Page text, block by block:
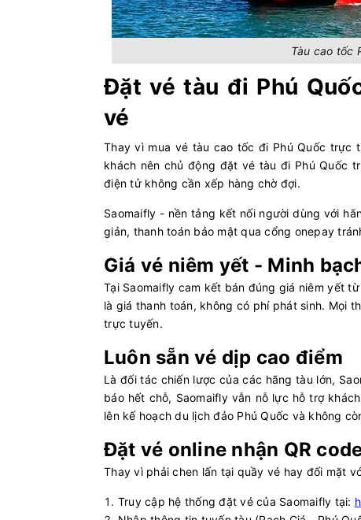
Tàu cao tốc
Đặt vé tàu đi Phú
vé
Thay vì mua vé tàu cao tốc đi Phú Quốc trực
khách nên chủ động đặt vé tàu đi Phú Quốc
điện tử không cần xếp hàng chờ đợi.
Saomaifly - nền tảng kết nối người dùng với
giản, thanh toán bảo mật qua cổng onepay
Giá vé niêm yết - Minh
Tại Saomaifly cam kết bán đúng giá niêm yết
là giá thanh toán, không có phí phát sinh. Mọi
trực tuyến.
Luôn sẵn vé dịp cao điểm
Là đối tác chiến lược của các hãng tàu lớn,
báo hết chỗ, Saomaifly vẫn nỗ lực hỗ trợ
lên kế hoạch du lịch đảo Phú Quốc và không
Đặt vé online nhận QR
Thay vì phải chen lấn tại quầy vé hay đối mặt
Truy cập hệ thống đặt vé của Saomaifly tại: